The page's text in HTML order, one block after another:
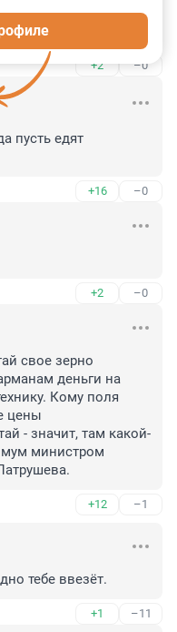
+2 –0
пусть едят
+16 –0
+2 –0
свое зерно
деньги на
Кому поля
цены
- значит, там какой-
министром
+12 –1
тебе ввезёт.
+1 –11